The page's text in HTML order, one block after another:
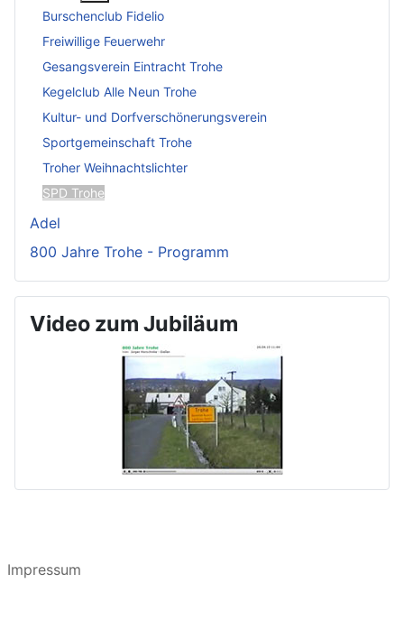
Burschenclub Fidelio
Freiwillige Feuerwehr
Gesangsverein Eintracht Trohe
Kegelclub Alle Neun Trohe
Kultur- und Dorfverschönerungsverein
Sportgemeinschaft Trohe
Troher Weihnachtslichter
SPD Trohe
Adel
800 Jahre Trohe - Programm
Video zum Jubiläum
Impressum